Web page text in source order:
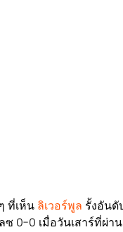
ที่เห็น ลิเวอร์พูล รั้งอันดั
0-0 เมื่อวันเสาร์ที่ผ่าน